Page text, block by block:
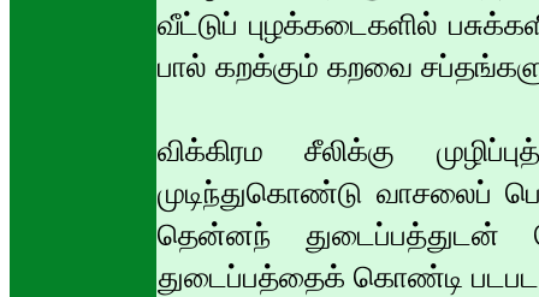
வீட்டுப் புழக்கடைகளில்
பால் கறக்கும் கறவை
விக்கிரம சீலிக்கு
முடிந்துகொண்டு வாசலைப்
தென்னந் துடைப்பத்துடன்
துடைப்பத்தைக் கொண்டி